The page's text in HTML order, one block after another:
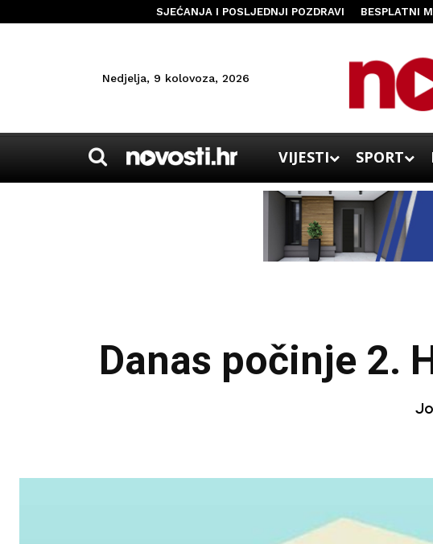
SJEĆANJA I POSLJEDNJI POZDRAVI BESPLATNI
Nedjelja, 9 kolovoza, 2026
VIJESTI SPORT
Danas počinje 2.